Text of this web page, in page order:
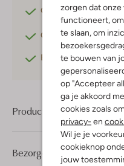
zorgen dat
functioneert,
te slaan, om
te bouwen van
op "Accepteer
ga je akkoord
cookies zoals
privacy- en
Wil je je
cookieknop
jouw
Gratis verzending
Gratis retourneren
Betaal achterafmet
Product informatie
Bezorgen & retourneren